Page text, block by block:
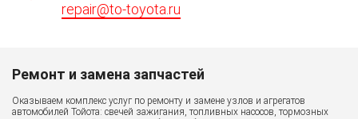
repair@to-toyota.ru
Ремонт и замена запчастей
Оказываем комплекс услуг по ремонту и замене узлов и агрегатов
автомобилей Тойота: свечей зажигания, топливных насосов, тормозных